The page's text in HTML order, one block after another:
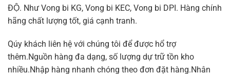
ĐỘ. Như Vong bi KG, Vong bi KEC, Vong bi DPI. Hàng chính
hãng chất lượng tốt, giá cạnh tranh.
Qúy khách liên hệ với chúng tôi để được hổ trợ
thêm.Nguồn hàng đa dạng, số lượng dự trữ tồn kho
nhiều.Nhập hàng nhanh chóng theo đơn đặt hàng.Nhân